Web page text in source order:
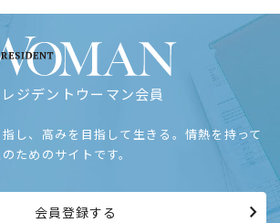
ジデントウーマン会員
し、高みを目指して生きる。情熱を持って
ためのサイトです。
会員登録する